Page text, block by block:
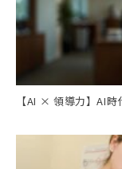
【AI × 領導力】AI